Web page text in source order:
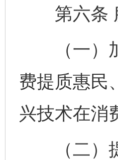
第六条 服
（一）加
费提质惠民
兴技术在消
（二）提